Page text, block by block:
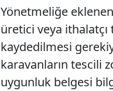
Yönetmeliğe
üretici veya ithalatçı
kaydedilmesi
karavanların tescili
uygunluk belgesi